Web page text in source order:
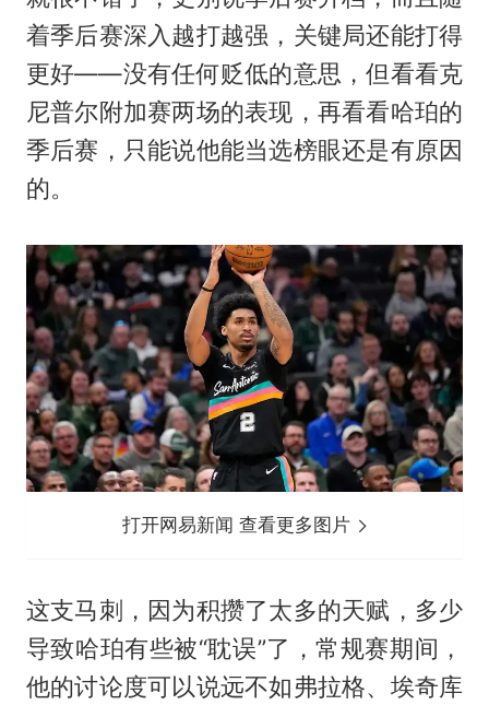
着季后赛深入越打越强，关键局还能打得
更好——没有任何贬低的意思，但看看克
尼普尔附加赛两场的表现，再看看哈珀的
季后赛，只能说他能当选榜眼还是有原因
的。
打开网易新闻 查看更多图片
这支马刺，因为积攒了太多的天赋，多少
导致哈珀有些被“耽误”了，常规赛期间，
他的讨论度可以说远不如弗拉格、埃奇库